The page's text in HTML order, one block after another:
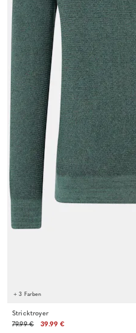
+ 3 Farben
Stricktroyer
79.99 €
39.99 €